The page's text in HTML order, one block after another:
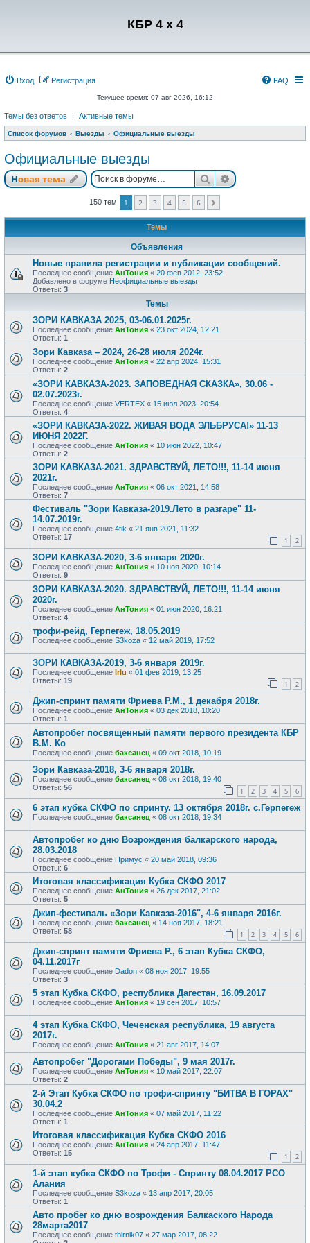
КБР 4 x 4
Вход Регистрация FAQ
Текущее время: 07 авг 2026, 16:12
Темы без ответов | Активные темы
Список форумов Выезды Официальные выезды
Официальные выезды
Новая тема
Новаятема ПоискРасширенный
150 тем 1 2 3 4 5 6
Темы
Объявления
Новые правила регистрации и публикации сообщений.
Последнее сообщение АнТония « 20 фев 2012, 23:52
Добавлено в форуме Неофициальные выезды
Ответы: 3
Темы
ЗОРИ КАВКАЗА 2025, 03-06.01.2025г.
Последнее сообщение АнТония « 23 окт 2024, 12:21
Ответы: 1
Зори Кавказа – 2024, 26-28 июля 2024г.
Последнее сообщение АнТония « 22 апр 2024, 15:31
Ответы: 2
«ЗОРИ КАВКАЗА-2023. ЗАПОВЕДНАЯ СКАЗКА», 30.06 -
02.07.2023г.
Последнее сообщение VERTEX « 15 июл 2023, 20:54
Ответы: 4
«ЗОРИ КАВКАЗА-2022. ЖИВАЯ ВОДА ЭЛЬБРУСА!» 11-13
ИЮНЯ 2022Г.
Последнее сообщение АнТония « 10 июн 2022, 10:47
Ответы: 2
ЗОРИ КАВКАЗА-2021. ЗДРАВСТВУЙ, ЛЕТО!!!, 11-14 июня
2021г.
Последнее сообщение АнТония « 06 окт 2021, 14:58
Ответы: 7
Фестиваль "Зори Кавказа-2019.Лето в разгаре" 11-
14.07.2019г.
Последнее сообщение 4tik « 21 янв 2021, 11:32
Ответы: 17 1 2
ЗОРИ КАВКАЗА-2020, 3-6 января 2020г.
Последнее сообщение АнТония « 10 ноя 2020, 10:14
Ответы: 9
ЗОРИ КАВКАЗА-2020. ЗДРАВСТВУЙ, ЛЕТО!!!, 11-14 июня
2020г.
Последнее сообщение АнТония « 01 июн 2020, 16:21
Ответы: 4
трофи-рейд, Герпегеж, 18.05.2019
Последнее сообщение S3koza « 12 май 2019, 17:52
ЗОРИ КАВКАЗА-2019, 3-6 января 2019г.
Последнее сообщение Irlu « 01 фев 2019, 13:25
Ответы: 19 1 2
Джип-спринт памяти Фриева Р.М., 1 декабря 2018г.
Последнее сообщение АнТония « 03 дек 2018, 10:20
Ответы: 1
Автопробег посвященный памяти первого президента КБР
В.М. Ко
Последнее сообщение баксанец « 09 окт 2018, 10:19
Зори Кавказа-2018, 3-6 января 2018г.
Последнее сообщение баксанец « 08 окт 2018, 19:40
Ответы: 56 1 2 3 4 5 6
6 этап кубка СКФО по спринту. 13 октября 2018г. с.Герпегеж
Последнее сообщение баксанец « 08 окт 2018, 19:34
Автопробег ко дню Возрождения балкарского народа,
28.03.2018
Последнее сообщение Примус « 20 май 2018, 09:36
Ответы: 6
Итоговая классификация Кубка СКФО 2017
Последнее сообщение АнТония « 26 дек 2017, 21:02
Ответы: 5
Джип-фестиваль «Зори Кавказа-2016", 4-6 января 2016г.
Последнее сообщение баксанец « 14 ноя 2017, 18:21
Ответы: 58 1 2 3 4 5 6
Джип-спринт памяти Фриева Р., 6 этап Кубка СКФО,
04.11.2017г
Последнее сообщение Dadon « 08 ноя 2017, 19:55
Ответы: 3
5 этап Кубка СКФО, республика Дагестан, 16.09.2017
Последнее сообщение АнТония « 19 сен 2017, 10:57
4 этап Кубка СКФО, Чеченская республика, 19 августа
2017г.
Последнее сообщение АнТония « 21 авг 2017, 14:07
Автопробег "Дорогами Победы", 9 мая 2017г.
Последнее сообщение АнТония « 10 май 2017, 22:07
Ответы: 2
2-й Этап Кубка СКФО по трофи-спринту "БИТВА В ГОРАХ"
30.04.2
Последнее сообщение АнТония « 07 май 2017, 11:22
Ответы: 1
Итоговая классификация Кубка СКФО 2016
Последнее сообщение АнТония « 24 апр 2017, 11:47
Ответы: 15 1 2
1-й этап кубка СКФО по Трофи - Спринту 08.04.2017 РСО
Алания
Последнее сообщение S3koza « 13 апр 2017, 20:05
Ответы: 1
Авто пробег ко дню возрождения Балкаского Народа
28марта2017
Последнее сообщение tblrnik07 « 27 мар 2017, 08:22